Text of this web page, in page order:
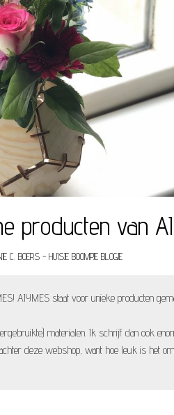
producten van
C. BOERS - HUISJE BOOMPJE BLOGJE
AIYMES staat voor unieke producten
materialen. Ik schrijf dan ook
deze webshop, want hoe leuk is het